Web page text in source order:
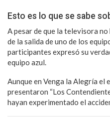
Esto es lo que se sabe
A pesar de que la televisora
de la salida de uno de los
participantes expresó su
equipo azul.
Aunque en Venga la Alegría el
presentaron “Los
hayan experimentado el